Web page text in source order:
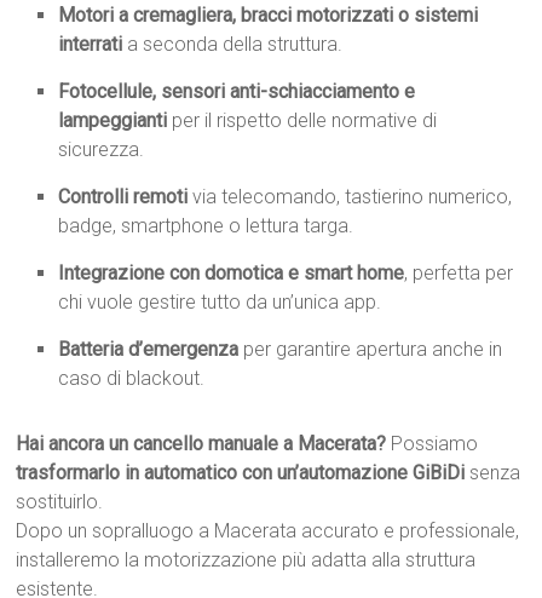
Motori a cremagliera, bracci motorizzati o sistemi
interrati a seconda della struttura.
Fotocellule, sensori anti-schiacciamento e
lampeggianti per il rispetto delle normative di
sicurezza.
Controlli remoti via telecomando, tastierino numerico,
badge, smartphone o lettura targa.
Integrazione con domotica e smart home, perfetta per
chi vuole gestire tutto da un’unica app.
Batteria d’emergenza per garantire apertura anche in
caso di blackout.
Hai ancora un cancello manuale a Macerata? Possiamo
trasformarlo in automatico con un’automazione GiBiDi senza
sostituirlo.
Dopo un sopralluogo a Macerata accurato e professionale,
installeremo la motorizzazione più adatta alla struttura
esistente.